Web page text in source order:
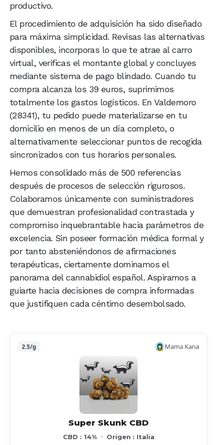
productivo.
El procedimiento de adquisición ha sido diseñado
para máxima simplicidad. Revisas las alternativas
disponibles, incorporas lo que te atrae al carro
virtual, verificas el montante global y concluyes
mediante sistema de pago blindado. Cuando tu
compra alcanza los 39 euros, suprimimos
totalmente los gastos logísticos. En Valdemoro
(28341), tu pedido puede materializarse en tu
domicilio en menos de un día completo, o
alternativamente seleccionar puntos de recogida
sincronizados con tus horarios personales.
Hemos consolidado más de 500 referencias
después de procesos de selección rigurosos.
Colaboramos únicamente con suministradores
que demuestran profesionalidad contrastada y
compromiso inquebrantable hacia parámetros de
excelencia. Sin poseer formación médica formal y
por tanto absteniéndonos de afirmaciones
terapéuticas, ciertamente dominamos el
panorama del cannabidiol español. Aspiramos a
guiarte hacia decisiones de compra informadas
que justifiquen cada céntimo desembolsado.
2.5/g Mama Kana
Super Skunk CBD
CBD : 14% Origen : Italia